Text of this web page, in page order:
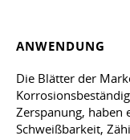
ANWENDUNG
Die Blätter der
Zerspanung, haben
Schweißbarkeit,